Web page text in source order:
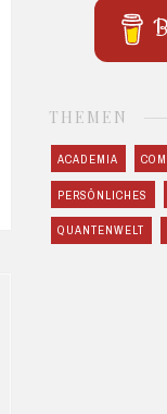
THEMEN
ACADEMIA
PERSÖNLICHES
QUANTENWELT